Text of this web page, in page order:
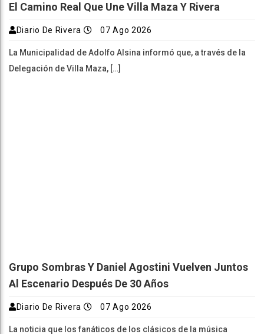
El Camino Real Que Une Villa Maza Y Rivera
Diario De Rivera 07 Ago 2026
La Municipalidad de Adolfo Alsina informó que, a través de la
Delegación de Villa Maza, […]
Grupo Sombras Y Daniel Agostini Vuelven Juntos
Al Escenario Después De 30 Años
Diario De Rivera 07 Ago 2026
La noticia que los fanáticos de los clásicos de la música